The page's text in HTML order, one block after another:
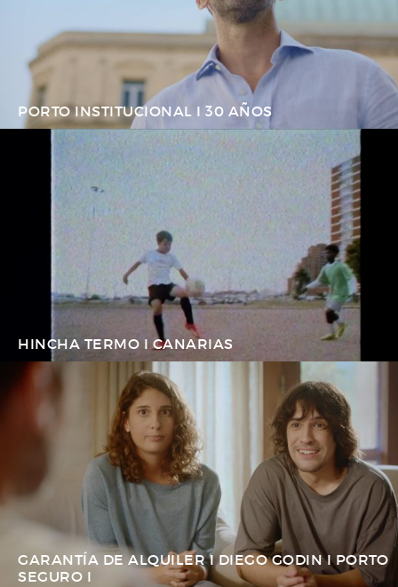
PORTO INSTITUCIONAL I 30 AÑOS
HINCHA TERMO I CANARIAS
GARANTÍA DE ALQUILER I DIEGO GODIN I PORTO
SEGURO I